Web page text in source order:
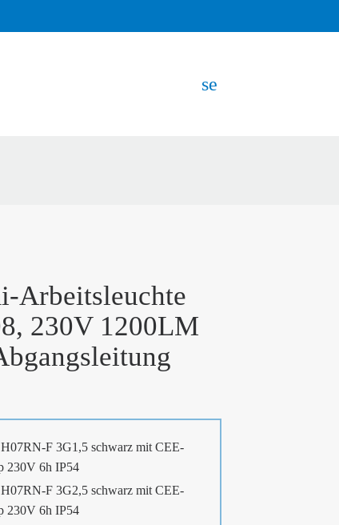
search
Arbeitsleuchte
230V 1200LM
F 3G1,5 schwarz mit CEE-
230V 6h IP54
F 3G2,5 schwarz mit CEE-
230V 6h IP54